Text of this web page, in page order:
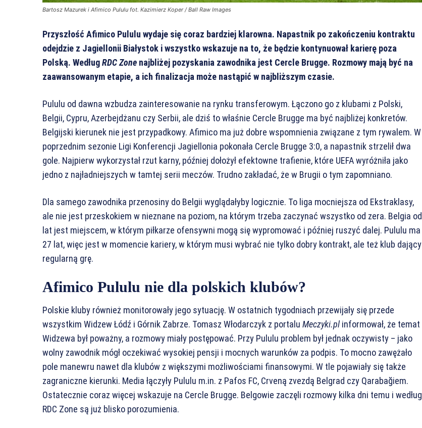
Bartosz Mazurek i Afimico Pululu fot. Kazimierz Koper / Ball Raw Images
Przyszłość Afimico Pululu wydaje się coraz bardziej klarowna. Napastnik po zakończeniu kontraktu
odejdzie z Jagiellonii Białystok i wszystko wskazuje na to, że będzie kontynuował karierę poza
Polską. WedługRDC Zone najbliżej pozyskania zawodnika jest Cercle Brugge. Rozmowy mają być na
zaawansowanym etapie, a ich finalizacja może nastąpić w najbliższym czasie.
Pululu od dawna wzbudza zainteresowanie na rynku transferowym. Łączono go z klubami z Polski,
Belgii, Cypru, Azerbejdżanu czy Serbii, ale dziś to właśnie Cercle Brugge ma być najbliżej konkretów.
Belgijski kierunek nie jest przypadkowy. Afimico ma już dobre wspomnienia związane z tym rywalem. W
poprzednim sezonie Ligi Konferencji Jagiellonia pokonała Cercle Brugge 3:0, a napastnik strzelił dwa
gole. Najpierw wykorzystał rzut karny, później dołożył efektowne trafienie, które UEFA wyróżniła jako
jedno z najładniejszych w tamtej serii meczów. Trudno zakładać, że w Brugii o tym zapomniano.
Dla samego zawodnika przenosiny do Belgii wyglądałyby logicznie. To liga mocniejsza od Ekstraklasy,
ale nie jest przeskokiem w nieznane na poziom, na którym trzeba zaczynać wszystko od zera. Belgia od
lat jest miejscem, w którym piłkarze ofensywni mogą się wypromować i później ruszyć dalej. Pululu ma
27 lat, więc jest w momencie kariery, w którym musi wybrać nie tylko dobry kontrakt, ale też klub dający
regularną grę.
Afimico Pululu nie dla polskich klubów?
Polskie kluby również monitorowały jego sytuację. W ostatnich tygodniach przewijały się przede
wszystkim Widzew Łódź i Górnik Zabrze. Tomasz Włodarczyk z portalu Meczyki.plinformował, że temat
Widzewa był poważny, a rozmowy miały postępować. Przy Pululu problem był jednak oczywisty – jako
wolny zawodnik mógł oczekiwać wysokiej pensji i mocnych warunków za podpis. To mocno zawężało
pole manewru nawet dla klubów z większymi możliwościami finansowymi. W tle pojawiały się także
zagraniczne kierunki. Media łączyły Pululu m.in. z Pafos FC, Crveną zvezdą Belgrad czy Qarabağiem.
Ostatecznie coraz więcej wskazuje na Cercle Brugge. Belgowie zaczęli rozmowy kilka dni temu i według
RDC Zone są już blisko porozumienia.